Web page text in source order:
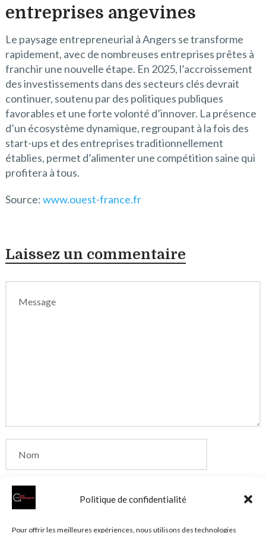
Politique de confidentialité
Pour offrir les meilleures expériences, nous utilisons des technologies
entreprises angevines
Le paysage entrepreneurial à Angers se transforme
rapidement, avec de nombreuses entreprises prêtes à
franchir une nouvelle étape. En 2025, l’accroissement
des investissements dans des secteurs clés devrait
continuer, soutenu par des politiques publiques
favorables et une forte volonté d’innover. La présence
d’un écosystème dynamique, regroupant à la fois des
start-ups et des entreprises traditionnellement
établies, permet d’alimenter une compétition saine qui
profitera à tous.
Source:www.ouest-france.fr
Laissez un commentaire
Enregistrer mon nom, mon e-mail et mon site dans